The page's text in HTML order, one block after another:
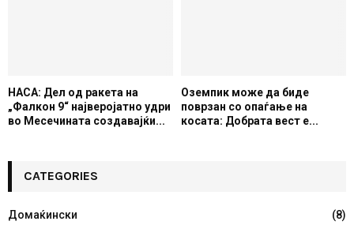
НАСА: Дел од ракета на
„Фалкон 9“ најверојатно удри
во Месечината создавајќи...
Оземпик може да биде
поврзан со опаѓање на
косата: Добрата вест е...
CATEGORIES
Домаќински
(8)